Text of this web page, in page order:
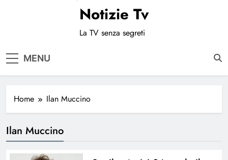
Notizie Tv
La TV senza segreti
MENU
Home Ilan Muccino
Ilan Muccino